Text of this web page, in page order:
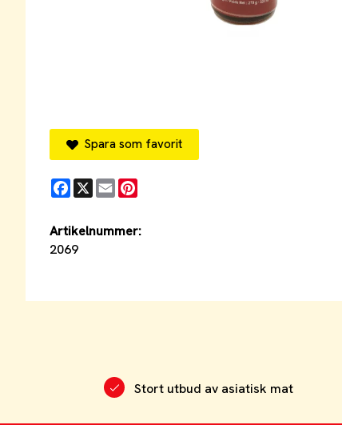
Spara som favorit
Facebook
X Email
Artikelnummer:
2069
Stort utbud av asiatisk mat